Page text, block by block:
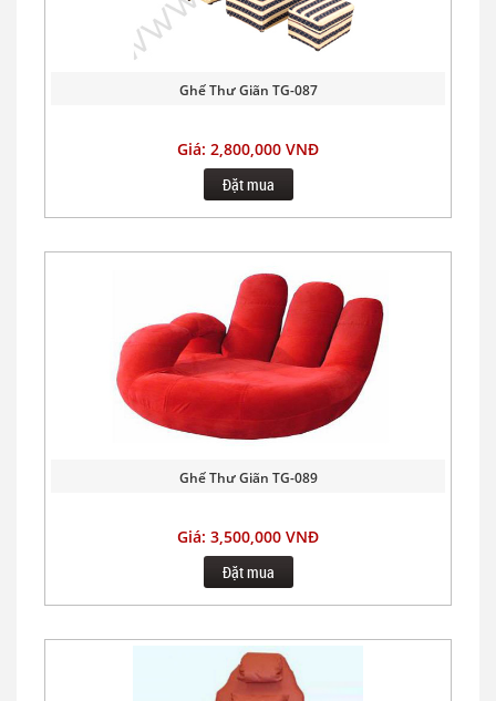
Ghế Thư Giãn TG-087
Giá: 2,800,000 VNĐ
Đặt mua
Ghế Thư Giãn TG-089
Giá: 3,500,000 VNĐ
Đặt mua